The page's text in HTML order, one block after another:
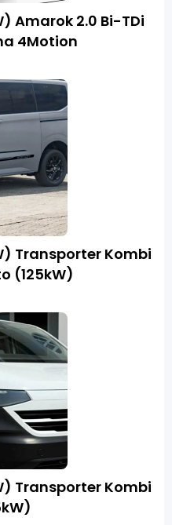
Amarok 2.0 Bi-TDi
4Motion
Transporter Kombi
(125kW)
Transporter Kombi